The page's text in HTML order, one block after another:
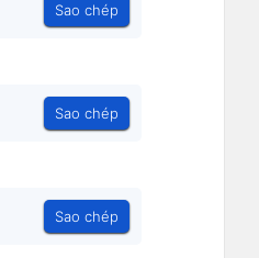
Sao chép
Sao chép
Sao chép